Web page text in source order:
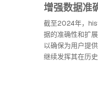
增强数据准
截至2024年，
据的准确性和扩
以确保为用户提
继续发挥其在历